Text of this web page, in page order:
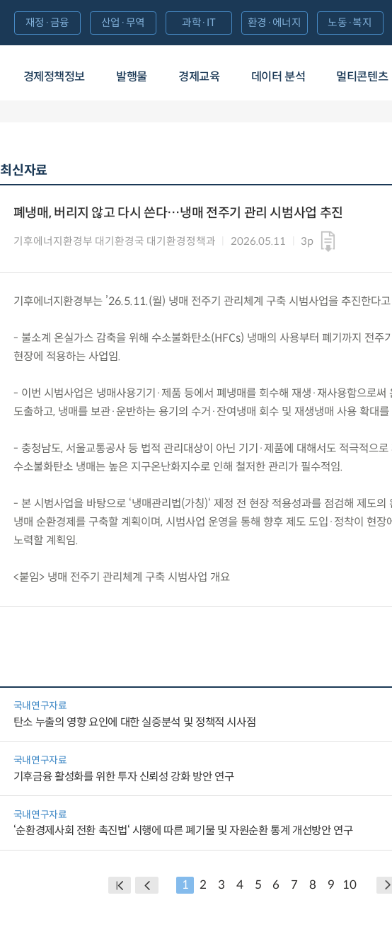
경제정책정보 발행물 경제교육 데이터 분석 멀티콘텐츠
재정·금융 산업·무역 과학·IT 환경·에너지 노동·복지
최신자료
폐냉매, 버리지 않고 다시 쓴다…냉매 전주기 관리 시범사업 추진
기후에너지환경부 대기환경국 대기환경정책과 2026.05.11 3p
기후에너지환경부는 ’26.5.11.(월) 냉매 전주기 관리체계 구축 시범사업을 추진한다
- 불소계 온실가스 감축을 위해 수소불화탄소(HFCs) 냉매의 사용부터 폐기까지 전주
현장에 적용하는 사업임.
- 이번 시범사업은 냉매사용기기·제품 등에서 폐냉매를 회수해 재생·재사용함으로써
도출하고, 냉매를 보관·운반하는 용기의 수거·잔여냉매 회수 및 재생냉매 사용 확대를
- 충청남도, 서울교통공사 등 법적 관리대상이 아닌 기기·제품에 대해서도 적극적으로
수소불화탄소 냉매는 높은 지구온난화지수로 인해 철저한 관리가 필수적임.
- 본 시범사업을 바탕으로 ‘냉매관리법(가칭)‘ 제정 전 현장 적용성과를 점검해 제도의
냉매 순환경제를 구축할 계획이며, 시범사업 운영을 통해 향후 제도 도입·정착이 현장
노력할 계획임.
<붙임> 냉매 전주기 관리체계 구축 시범사업 개요
국내연구자료
탄소 누출의 영향 요인에 대한 실증분석 및 정책적 시사점
국내연구자료
기후금융 활성화를 위한 투자 신뢰성 강화 방안 연구
국내연구자료
‘순환경제사회 전환 촉진법‘ 시행에 따른 폐기물 및 자원순환 통계 개선방안 연구
1 2 3 4 5 6 7 8 9 10